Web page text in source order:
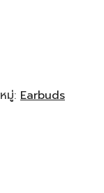
มู่: Earbuds